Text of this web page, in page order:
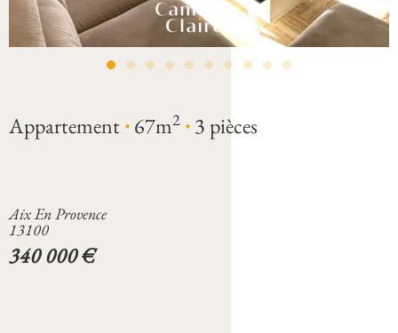
Appartement·67m2 ·3 pièces
Aix En Provence
13100
340 000 €